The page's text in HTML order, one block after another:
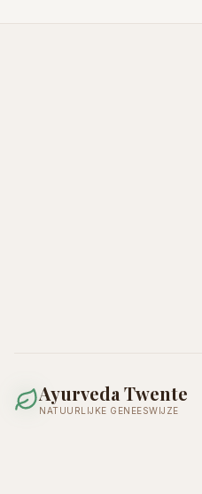
Ayurveda Twente
NATUURLIJKE GENEESWIJZE